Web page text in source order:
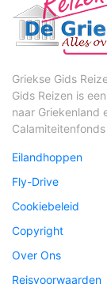
Griekse Gids
Gids Reizen is
naar Griekenland
Calamiteitenfonds
Eilandhoppen
Fly-Drive
Cookiebeleid
Copyright
Over Ons
Reisvoorwaarden